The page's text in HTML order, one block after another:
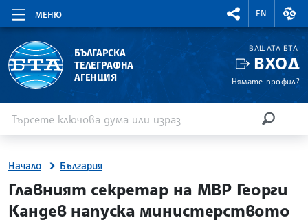
МЕНЮ EN
БЪЛГАРСКА
ТЕЛЕГРАФНА
АГЕНЦИЯ
ВАШАТА БТА
ВХОД
Нямате профил?
Начало България
site.bta
Главният секретар на МВР Георги
Кандев напуска министерството